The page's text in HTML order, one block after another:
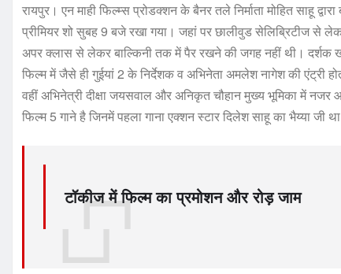
रायपुर। एन माही फिल्म्स प्रोडक्शन के बैनर तले निर्माता मोहित साहू
प्रीमियर शो सुबह 9 बजे रखा गया। जहां पर छालीवुड सेलिब्रिटीज से
अपर क्लास से लेकर बाल्किनी तक में पैर रखने की जगह नहीं थी।
फिल्म में जैसे ही गुईयां 2 के निर्देशक व अभिनेता अमलेश नागेश की एंट्री
वहीं अभिनेत्री दीक्षा जयसवाल और अनिकृत चौहान मुख्य भूमिका में नजर
फिल्म 5 गाने है जिनमें पहला गाना एक्शन स्टार दिलेश साहू का भैय्या
टॉकीज में फिल्म का प्रमोशन और रोड़ जाम